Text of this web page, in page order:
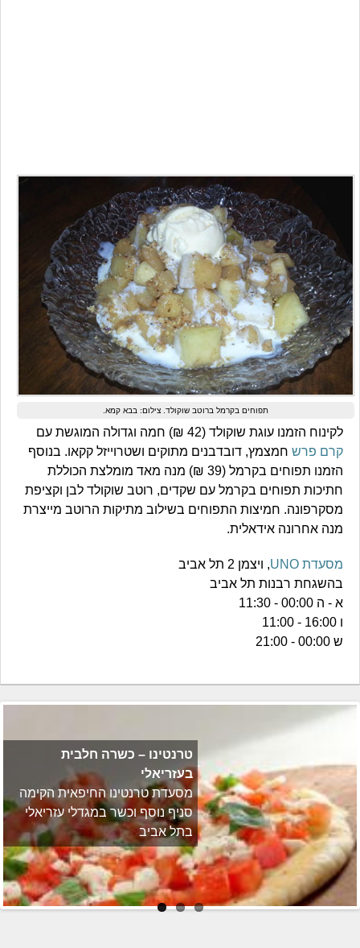
תפוחים בקרמל ברוטב שוקולד. צילום: בבא קמא.
לקינוח הזמנו עוגת שוקולד (42 ₪) חמה וגדולה המוגשת עם
קרם פרש חמצמץ, דובדבנים מתוקים ושטרוייזל קקאו. בנוסף
הזמנו תפוחים בקרמל (39 ₪) מנה מאד מומלצת הכוללת
חתיכות תפוחים בקרמל עם שקדים, רוטב שוקולד לבן וקציפת
מסקרפונה. חמיצות התפוחים בשילוב מתיקות הרוטב מייצרת
מנה אחרונה אידאלית.
מסעדת UNO
, ויצמן 2 תל אביב
בהשגחת רבנות תל אביב
א - ה 00:00 - 11:30
ו 16:00 - 11:00
ש 00:00 - 21:00
טרנטינו – כשרה חלבית
בעזריאלי
מסעדת טרנטינו החיפאית הקימה
סניף נוסף וכשר במגדלי עזריאלי
בתל אביב